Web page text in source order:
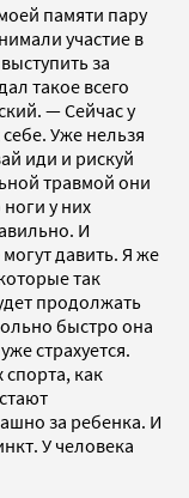
памяти пару
участие в
за
такое всего
— Сейчас у
Уже нельзя
иди и рискуй
травмой они
у них
И
давить. Я же
так
продолжать
быстро она
страхуется.
как
за ребенка. И
У человека